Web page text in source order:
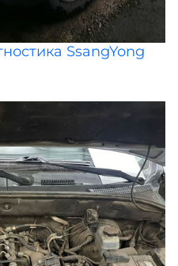
SsangYong